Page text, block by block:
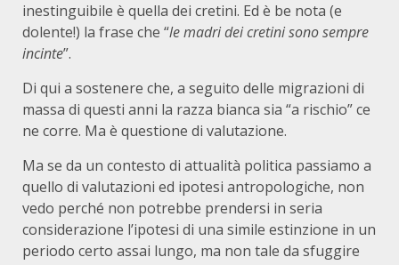
inestinguibile è quella dei cretini. Ed è be nota (e
dolente!) la frase che “le madri dei cretini sono sempre
incinte”.
Di qui a sostenere che, a seguito delle migrazioni di
massa di questi anni la razza bianca sia “a rischio” ce
ne corre. Ma è questione di valutazione.
Ma se da un contesto di attualità politica passiamo a
quello di valutazioni ed ipotesi antropologiche, non
vedo perché non potrebbe prendersi in seria
considerazione l’ipotesi di una simile estinzione in un
periodo certo assai lungo, ma non tale da sfuggire